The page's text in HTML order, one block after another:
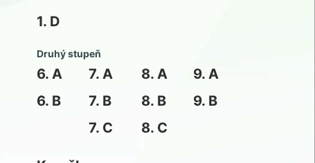
1. D
Druhý stupeň
6. A
6. B
7. A
7. B
7. C
8. A
8. B
8. C
9. A
9. B